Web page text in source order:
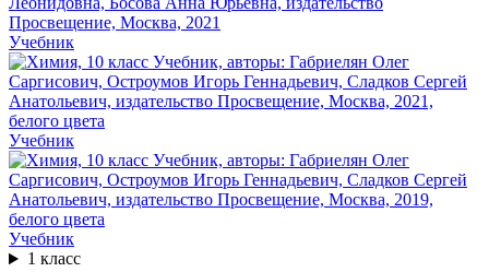
Учебник
Учебник
Учебник
1 класс